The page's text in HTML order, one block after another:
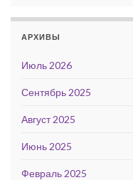
АРХИВЫ
Июль 2026
Сентябрь 2025
Август 2025
Июнь 2025
Февраль 2025